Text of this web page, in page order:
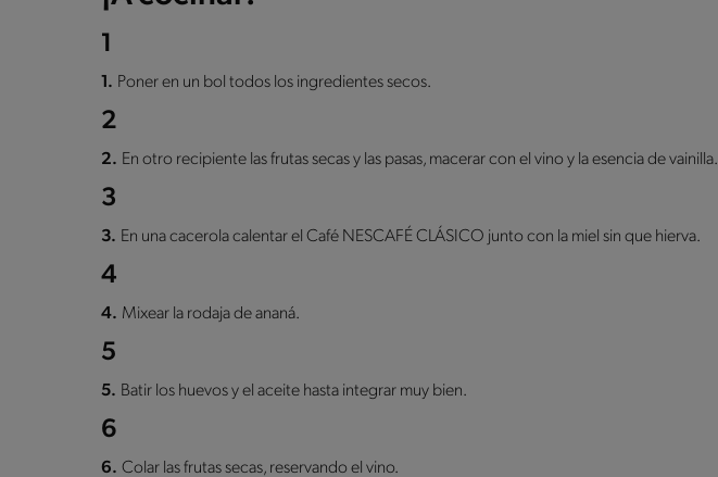
1
1. Poner en un bol todos los ingredientes secos.
2
2. En otro recipiente las frutas secas y las pasas, macerar con el vino y la esencia de vainilla.
3
3. En una cacerola calentar el Café NESCAFÉ CLÁSICO junto con la miel sin que hierva.
4
4. Mixear la rodaja de ananá.
5
5. Batir los huevos y el aceite hasta integrar muy bien.
6
6. Colar las frutas secas, reservando el vino.